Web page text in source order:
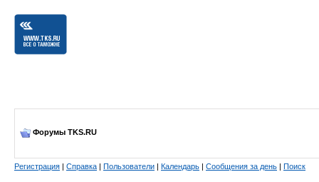
Форумы TKS.RU
Регистрация | Справка | Пользователи | Календарь | Сообщения за день | Поиск